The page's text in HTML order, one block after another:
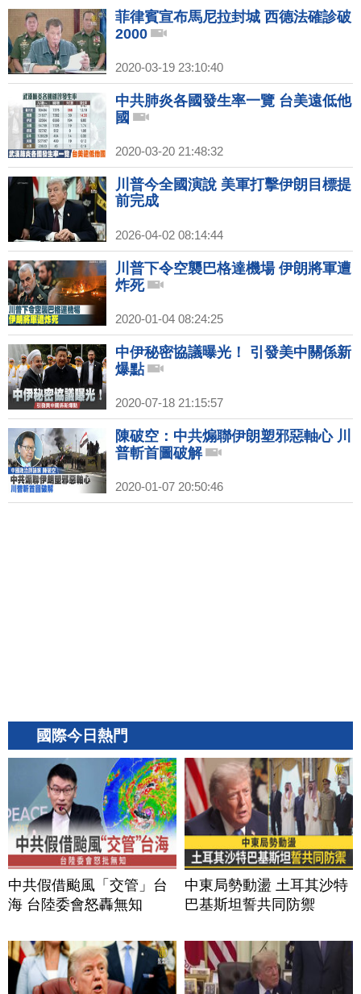
菲律賓宣布馬尼拉封城 西德法確診破
2000
2020-03-19 23:10:40
中共肺炎各國發生率一覽 台美遠低他
國
2020-03-20 21:48:32
川普今全國演說 美軍打擊伊朗目標提
前完成
2026-04-02 08:14:44
川普下令空襲巴格達機場 伊朗將軍遭
炸死
2020-01-04 08:24:25
中伊秘密協議曝光！ 引發美中關係新
爆點
2020-07-18 21:15:57
陳破空：中共煽聯伊朗塑邪惡軸心 川
普斬首圖破解
2020-01-07 20:50:46
國際今日熱門
中共假借颱風「交管」台
海 台陸委會怒轟無知
中東局勢動盪 土耳其沙特
巴基斯坦誓共同防禦